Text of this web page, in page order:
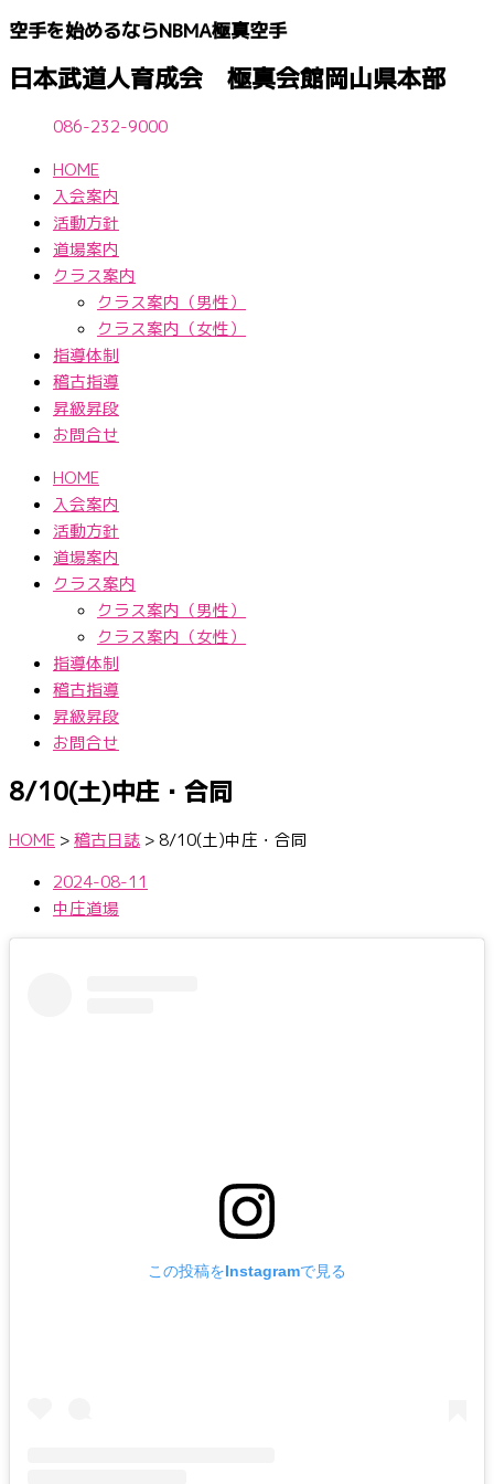
容
を
ス
空手を始めるならNBМA極真空手
日本武道人育成会 極真会館岡山県本部
086-232-9000
HOME
入会案内
活動方針
道場案内
クラス案内
クラス案内（男性）
クラス案内（女性）
指導体制
稽古指導
昇級昇段
お問合せ
HOME
入会案内
活動方針
道場案内
クラス案内
クラス案内（男性）
クラス案内（女性）
指導体制
稽古指導
昇級昇段
お問合せ
8/10(土)中庄・合同
HOME >稽古日誌 > 8/10(土)中庄・合同
2024-08-11
中庄道場
この投稿をInstagramで見る